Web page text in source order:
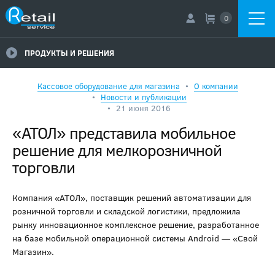
0
ПРОДУКТЫ И РЕШЕНИЯ
Кассовое оборудование для магазина
О компании
Новости и публикации
21 июня 2016
«АТОЛ» представила мобильное
решение для мелкорозничной
торговли
Компания «АТОЛ», поставщик решений автоматизации для
розничной торговли и складской логистики, предложила
рынку инновационное комплексное решение, разработанное
на базе мобильной операционной системы Android — «Свой
Магазин».